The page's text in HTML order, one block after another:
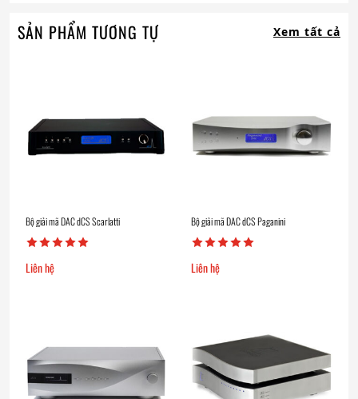
SẢN PHẨM TƯƠNG TỰ Xem tất cả
Bộ giải mã DAC dCS Scarlatti
Liên hệ
Bộ giải mã DAC dCS Paganini
Liên hệ